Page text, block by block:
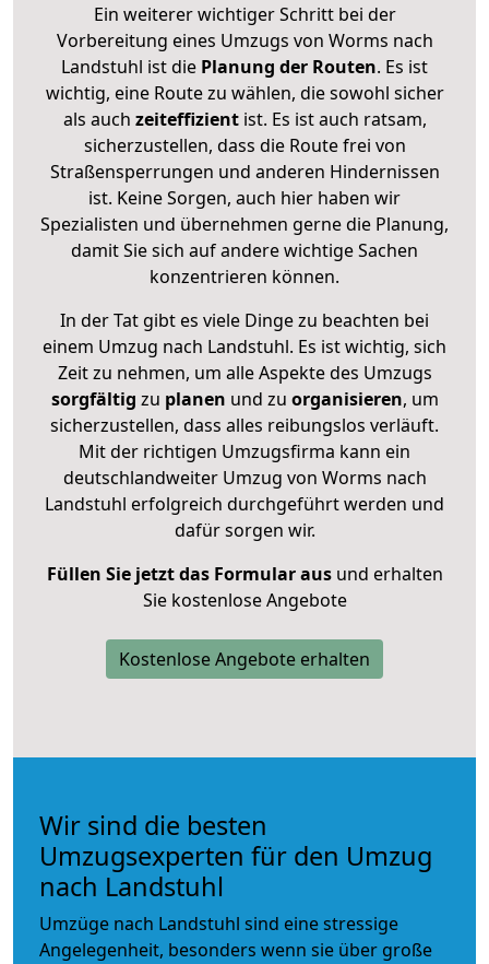
Ein weiterer wichtiger Schritt bei der
Vorbereitung eines Umzugs von Worms nach
Landstuhl ist die Planung der Routen. Es ist
wichtig, eine Route zu wählen, die sowohl sicher
als auch zeiteffizientist. Es ist auch ratsam,
sicherzustellen, dass die Route frei von
Straßensperrungen und anderen Hindernissen
ist. Keine Sorgen, auch hier haben wir
Spezialisten und übernehmen gerne die Planung,
damit Sie sich auf andere wichtige Sachen
konzentrieren können.
In der Tat gibt es viele Dinge zu beachten bei
einem Umzug nach Landstuhl. Es ist wichtig, sich
Zeit zu nehmen, um alle Aspekte des Umzugs
sorgfältig zu planen und zu organisieren, um
sicherzustellen, dass alles reibungslos verläuft.
Mit der richtigen Umzugsfirma kann ein
deutschlandweiter Umzug von Worms nach
Landstuhl erfolgreich durchgeführt werden und
dafür sorgen wir.
Füllen Sie jetzt das Formular ausund erhalten
Sie kostenlose Angebote
Kostenlose Angebote erhalten
Wir sind die besten
Umzugsexperten für den Umzug
nach Landstuhl
Umzüge nach Landstuhl sind eine stressige
Angelegenheit, besonders wenn sie über große